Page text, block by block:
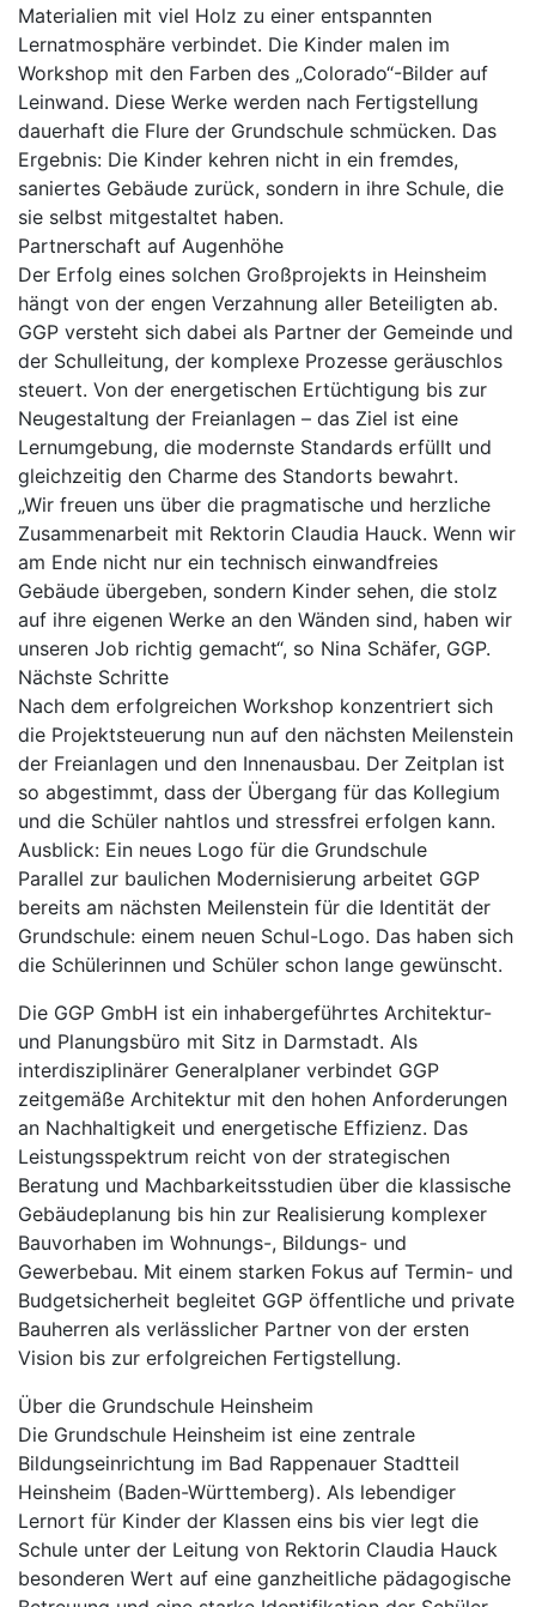
Materialien mit viel Holz zu einer entspannten
Lernatmosphäre verbindet. Die Kinder malen im
Workshop mit den Farben des „Colorado“-Bilder auf
Leinwand. Diese Werke werden nach Fertigstellung
dauerhaft die Flure der Grundschule schmücken. Das
Ergebnis: Die Kinder kehren nicht in ein fremdes,
saniertes Gebäude zurück, sondern in ihre Schule, die
sie selbst mitgestaltet haben.
Partnerschaft auf Augenhöhe
Der Erfolg eines solchen Großprojekts in Heinsheim
hängt von der engen Verzahnung aller Beteiligten ab.
GGP versteht sich dabei als Partner der Gemeinde und
der Schulleitung, der komplexe Prozesse geräuschlos
steuert. Von der energetischen Ertüchtigung bis zur
Neugestaltung der Freianlagen – das Ziel ist eine
Lernumgebung, die modernste Standards erfüllt und
gleichzeitig den Charme des Standorts bewahrt.
„Wir freuen uns über die pragmatische und herzliche
Zusammenarbeit mit Rektorin Claudia Hauck. Wenn wir
am Ende nicht nur ein technisch einwandfreies
Gebäude übergeben, sondern Kinder sehen, die stolz
auf ihre eigenen Werke an den Wänden sind, haben wir
unseren Job richtig gemacht“, so Nina Schäfer, GGP.
Nächste Schritte
Nach dem erfolgreichen Workshop konzentriert sich
die Projektsteuerung nun auf den nächsten Meilenstein
der Freianlagen und den Innenausbau. Der Zeitplan ist
so abgestimmt, dass der Übergang für das Kollegium
und die Schüler nahtlos und stressfrei erfolgen kann.
Ausblick: Ein neues Logo für die Grundschule
Parallel zur baulichen Modernisierung arbeitet GGP
bereits am nächsten Meilenstein für die Identität der
Grundschule: einem neuen Schul-Logo. Das haben sich
die Schülerinnen und Schüler schon lange gewünscht.
Die GGP GmbH ist ein inhabergeführtes Architektur-
und Planungsbüro mit Sitz in Darmstadt. Als
interdisziplinärer Generalplaner verbindet GGP
zeitgemäße Architektur mit den hohen Anforderungen
an Nachhaltigkeit und energetische Effizienz. Das
Leistungsspektrum reicht von der strategischen
Beratung und Machbarkeitsstudien über die klassische
Gebäudeplanung bis hin zur Realisierung komplexer
Bauvorhaben im Wohnungs-, Bildungs- und
Gewerbebau. Mit einem starken Fokus auf Termin- und
Budgetsicherheit begleitet GGP öffentliche und private
Bauherren als verlässlicher Partner von der ersten
Vision bis zur erfolgreichen Fertigstellung.
Über die Grundschule Heinsheim
Die Grundschule Heinsheim ist eine zentrale
Bildungseinrichtung im Bad Rappenauer Stadtteil
Heinsheim (Baden-Württemberg). Als lebendiger
Lernort für Kinder der Klassen eins bis vier legt die
Schule unter der Leitung von Rektorin Claudia Hauck
besonderen Wert auf eine ganzheitliche pädagogische